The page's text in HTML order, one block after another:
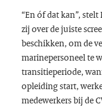
“En óf dat kan”,
zij over de juiste
beschikken, om de
marinepersoneel te
transitieperiode,
opleiding start,
medewerkers bij de